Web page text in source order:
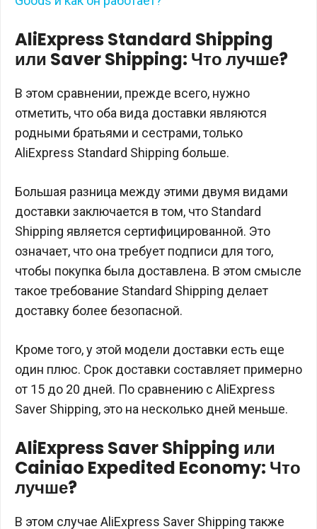
AliExpress Standard Shipping
или Saver Shipping: Что лучше?
В этом сравнении, прежде всего, нужно
отметить, что оба вида доставки являются
родными братьями и сестрами, только
AliExpress Standard Shipping больше.
Большая разница между этими двумя видами
доставки заключается в том, что Standard
Shipping является сертифицированной. Это
означает, что она требует подписи для того,
чтобы покупка была доставлена. В этом смысле
такое требование Standard Shipping делает
доставку более безопасной.
Кроме того, у этой модели доставки есть еще
один плюс. Срок доставки составляет примерно
от 15 до 20 дней. По сравнению с AliExpress
Saver Shipping, это на несколько дней меньше.
AliExpress Saver Shipping или
Cainiao Expedited Economy: Что
лучше?
В этом случае AliExpress Saver Shipping также